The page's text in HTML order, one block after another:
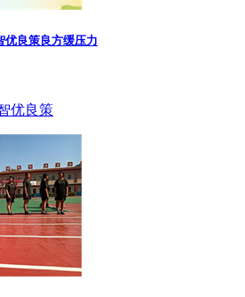
优良策良方缓压力
优良策